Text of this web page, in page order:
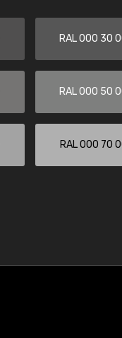
RAL 000 30
RAL 000 50
RAL 000 70